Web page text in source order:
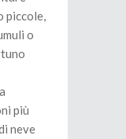
piccole,
o
più
neve